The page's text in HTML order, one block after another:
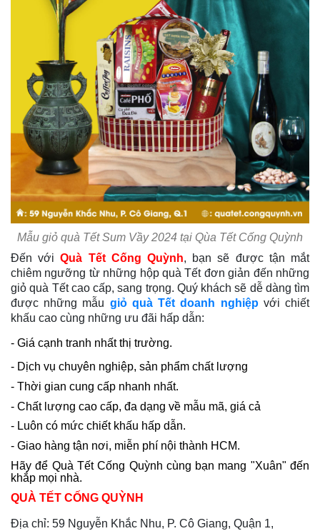
Mẫu giỏ quà Tết Sum Vầy 2024 tại Qùa Tết Cống Quỳnh
Đến vớiQuà Tết Cống Quỳnh, bạn sẽ được tận mắt
chiêm ngưỡng từ những hộp quà Tết đơn giản đến những
giỏ quà Tết cao cấp, sang trọng. Quý khách sẽ dễ dàng tìm
được những mẫu giỏ quà Tết doanh nghiệpvới chiết
khấu cao cùng những ưu đãi hấp dẫn:
- Giá cạnh tranh nhất thị trường.
- Dịch vụ chuyên nghiệp, sản phẩm chất lượng
- Thời gian cung cấp nhanh nhất.
- Chất lượng cao cấp, đa dạng về mẫu mã, giá cả
- Luôn có mức chiết khấu hấp dẫn.
- Giao hàng tận nơi, miễn phí nội thành HCM.
Hãy để Quà Tết Cống Quỳnh cùng bạn mang "Xuân" đến
khắp mọi nhà.
QUÀ TẾT CỐNG QUỲNH
Địa chỉ: 59 Nguyễn Khắc Nhu, P. Cô Giang, Quận 1,